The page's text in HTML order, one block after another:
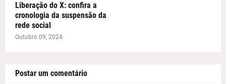
Liberação do X: confira a
cronologia da suspensão da
rede social
Outubro 09, 2024
Postar um comentário